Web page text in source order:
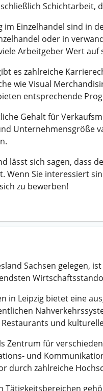
Schichtarbeit,
im Einzelhandel sind in
oder in
Arbeitgeber Wert
es zahlreiche
wie Visual
entsprechende
Gehalt für
Unternehmensgröße
lässt sich sagen, dass
Wenn Sie interessiert
zu bewerben!
Sachsen gelegen,
in Leipzig bietet eine
Restaurants und
Zentrum für
und
durch zahlreiche
Tätigkeitsbereichen